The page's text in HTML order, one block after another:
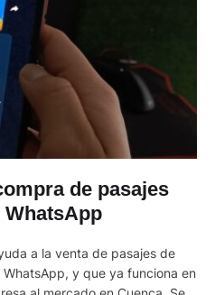
de pasajes
a la venta de pasajes de
y que ya funciona en